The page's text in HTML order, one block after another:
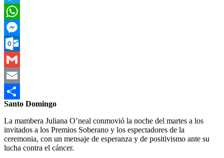
Twitter
WhatsApp
Messenger
Outlook.com
Gmail
Email
Compartir
Santo Domingo
La mambera Juliana O’neal conmovió la noche del martes a los
invitados a los Premios Soberano y los espectadores de la
ceremonia, con un mensaje de esperanza y de positivismo ante su
lucha contra el cáncer.